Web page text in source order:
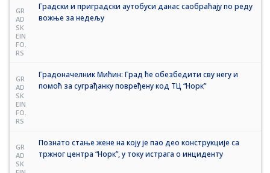
GR
AD
SK
EIN
FO.
RS
Градски и приградски аутобуси данас саобраћају по реду
вожње за недељу
GR
AD
SK
EIN
FO.
RS
Градоначелник Мићин: Град ће обезбедити сву негу и
помоћ за суграђанку повређену код ТЦ “Норк”
GR
AD
SK
Познато стање жене на коју је пао део конструкције са
тржног центра “Норк”, у току истрага о инциденту